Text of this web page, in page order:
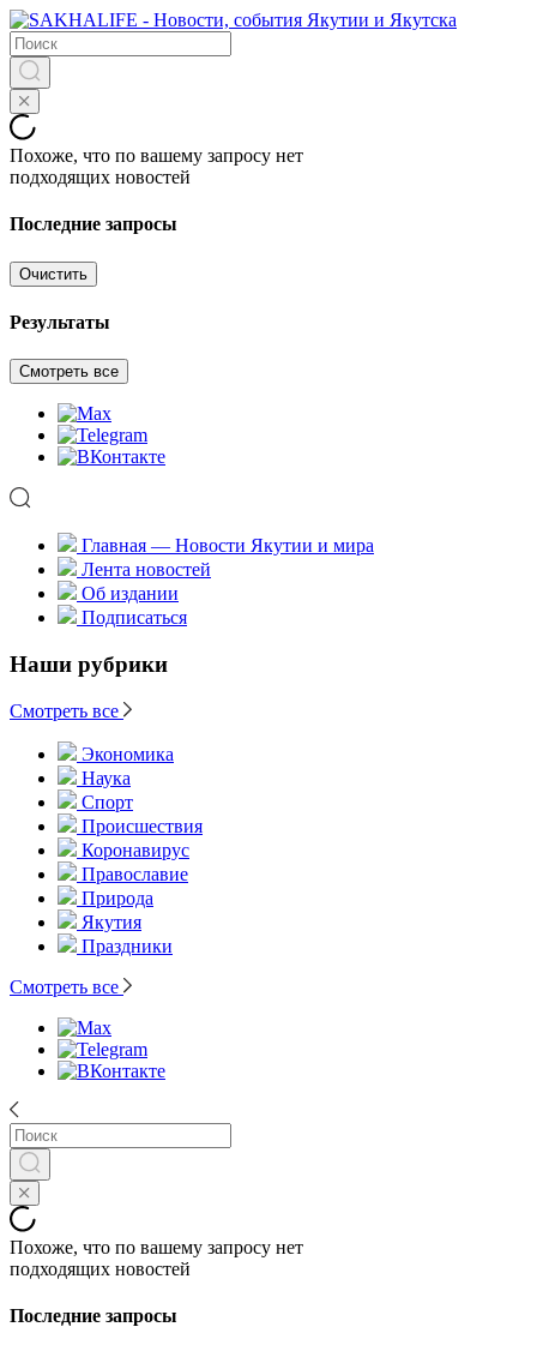
Похоже, что по вашему запросу нет
подходящих новостей
Последние запросы
Очистить
Результаты
Смотреть все
Главная — Новости Якутии и мира
Лента новостей
Об издании
Подписаться
Наши рубрики
Смотреть все
Экономика
Наука
Спорт
Происшествия
Коронавирус
Православие
Природа
Якутия
Праздники
Смотреть все
Похоже, что по вашему запросу нет
подходящих новостей
Последние запросы